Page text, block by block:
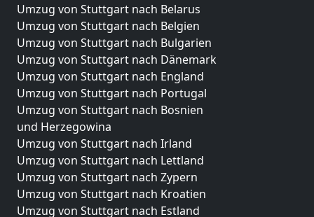
Umzug von Stuttgart nach Belarus
Umzug von Stuttgart nach Belgien
Umzug von Stuttgart nach Bulgarien
Umzug von Stuttgart nach Dänemark
Umzug von Stuttgart nach England
Umzug von Stuttgart nach Portugal
Umzug von Stuttgart nach Bosnien
und Herzegowina
Umzug von Stuttgart nach Irland
Umzug von Stuttgart nach Lettland
Umzug von Stuttgart nach Zypern
Umzug von Stuttgart nach Kroatien
Umzug von Stuttgart nach Estland